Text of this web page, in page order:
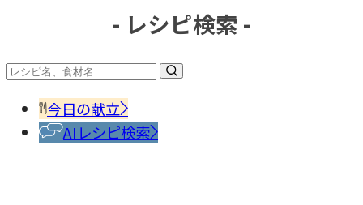
- レシピ検索 -
今日の献立
AIレシピ検索